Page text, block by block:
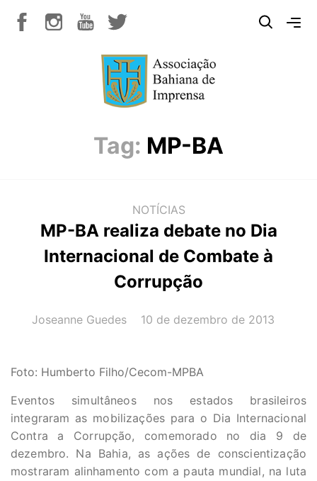
Tag: MP-BA
NOTÍCIAS
MP-BA realiza debate no Dia
Internacional de Combate à
Corrupção
AUTOR(A):
Joseanne Guedes DATA:
10 de dezembro de 2013
Foto: Humberto Filho/Cecom-MPBA
Eventos simultâneos nos estados brasileiros
integraram as mobilizações para o Dia Internacional
Contra a Corrupção, comemorado no dia 9 de
dezembro. Na Bahia, as ações de conscientização
mostraram alinhamento com a pauta mundial, na luta